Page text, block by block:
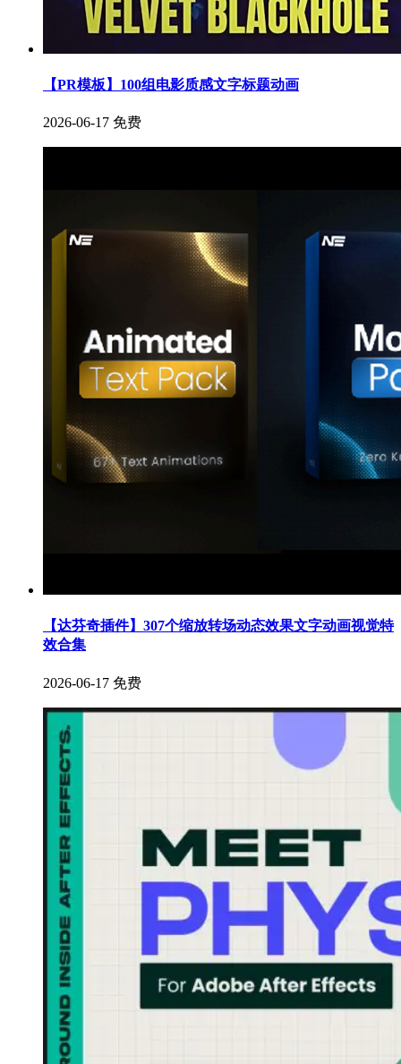
【PR模板】100组电影质感文字标题动画
2026-06-17 免费
【达芬奇插件】307个缩放转场动态效果文字动画视觉特
效合集
2026-06-17 免费